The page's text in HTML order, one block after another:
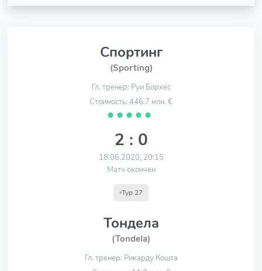
Спортинг
(Sporting)
Гл. тренер: Руи Борхес
Стоимость: 446.7 млн. €
⬤ ⬤ ⬤ ⬤ ⬤
2 : 0
18.06.2020, 20:15
Матч окончен
Тур 27
Тондела
(Tondela)
Гл. тренер: Рикарду Кошта